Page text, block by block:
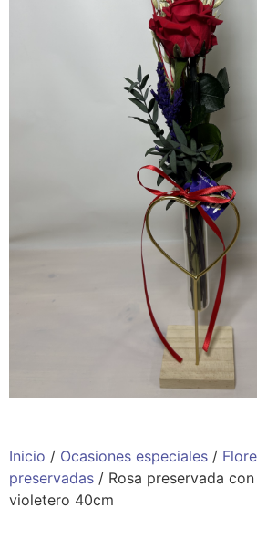
Inicio / Ocasiones especiales /
preservadas / Rosa preservada
violetero 40cm